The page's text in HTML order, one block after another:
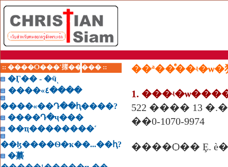
:: ����Ѻ���ʹ㨾����� ::
�Ӷ�� - �ӵͺ
����«٤����
����«��Դ��ԧ����?
����Դ�ҷ���
��ҵ��������˹
��ɮ����Ѳ�ҡ��...��ԧ?
�繤
��ª��ͤ��ʵ�ѡ�
1.
��0-1070-9974
����Ѻ�� Ȩ.